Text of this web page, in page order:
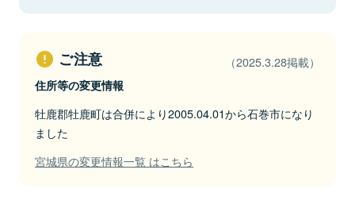
ご注意 （2025.3.28掲載）
住所等の変更情報
牡鹿郡牡鹿町は合併により2005.04.01から石巻市になり
ました
宮城県の変更情報一覧 はこちら